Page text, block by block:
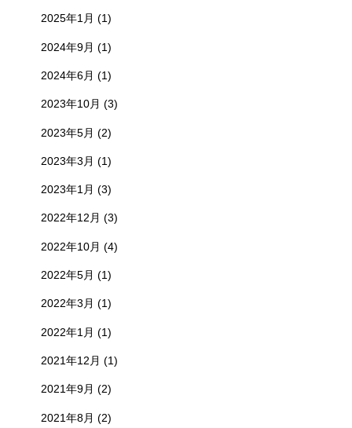
2025年1月 (1)
2024年9月 (1)
2024年6月 (1)
2023年10月 (3)
2023年5月 (2)
2023年3月 (1)
2023年1月 (3)
2022年12月 (3)
2022年10月 (4)
2022年5月 (1)
2022年3月 (1)
2022年1月 (1)
2021年12月 (1)
2021年9月 (2)
2021年8月 (2)